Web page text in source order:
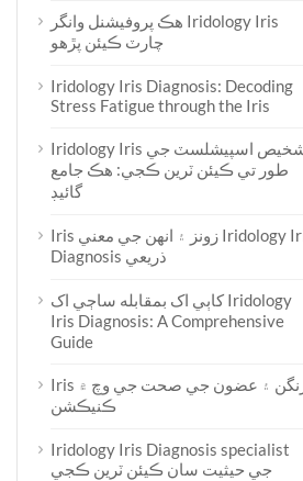
هڪ پروفيشنل وانگر Iridology Iris
چارٽ ڪيئن پڙهو
Iridology Iris Diagnosis: Decoding
Stress Fatigue through the Iris
Iridology Iris تشخيص اسپيشلسٽ جي
طور تي ڪيئن ٽرين ڪجي: هڪ جامع
گائيڊ
Iris زونز ۽ انهن جي معني Iridology Iris
Diagnosis ذريعي
کاٻي اک بمقابله ساڄي اک Iridology
Iris Diagnosis: A Comprehensive
Guide
Iris رنگن ۽ عضون جي صحت جي وچ ۾
ڪنيڪشن
Iridology Iris Diagnosis specialist
جي حيثيت سان ڪيئن ٽرين ڪجي